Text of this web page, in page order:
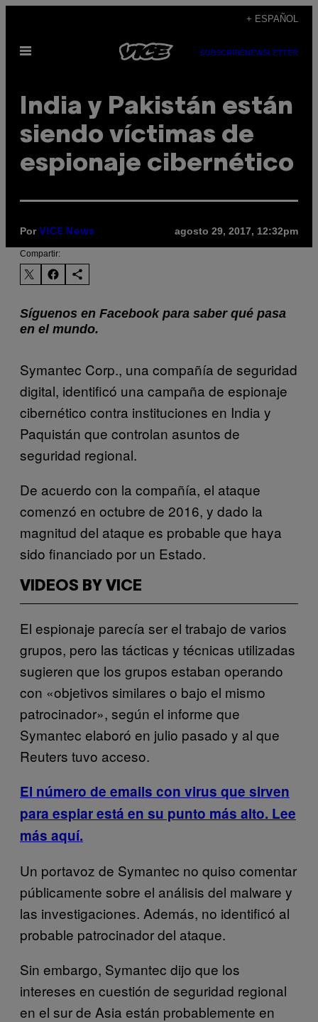
contenido
+ ESPAÑOL
Abrir
SUBSCRIBENEWSLETTER
India y Pakistán están
siendo víctimas de
espionaje cibernético
Por VICE News agosto 29, 2017, 12:32pm
Compartir:
Síguenos en Facebook para saber qué pasa
en el mundo.
Symantec Corp., una compañía de seguridad
digital, identificó una campaña de espionaje
cibernético contra instituciones en India y
Paquistán que controlan asuntos de
seguridad regional.
De acuerdo con la compañía, el ataque
comenzó en octubre de 2016, y dado la
magnitud del ataque es probable que haya
sido financiado por un Estado.
VIDEOS BY VICE
El espionaje parecía ser el trabajo de varios
grupos, pero las tácticas y técnicas utilizadas
sugieren que los grupos estaban operando
con «objetivos similares o bajo el mismo
patrocinador», según el informe que
Symantec elaboró en julio pasado y al que
Reuters tuvo acceso.
El número de emails con virus que sirven
para espiar está en su punto más alto. Lee
más aquí.
Un portavoz de Symantec no quiso comentar
públicamente sobre el análisis del malware y
las investigaciones. Además, no identificó al
probable patrocinador del ataque.
Sin embargo, Symantec dijo que los
intereses en cuestión de seguridad regional
en el sur de Asia están probablemente en